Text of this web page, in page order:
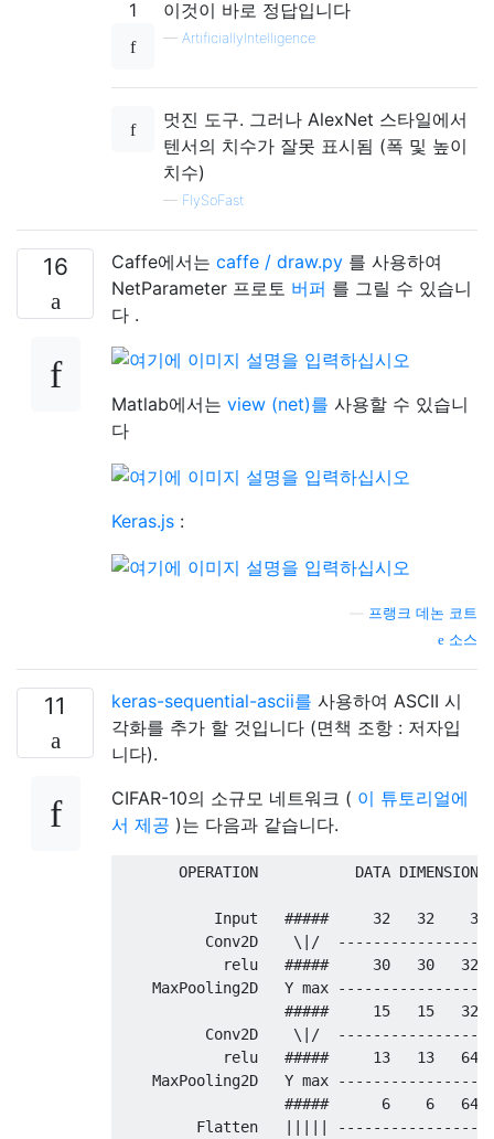
1 이것이 바로 정답입니다
— ArtificiallyIntelligence
멋진 도구. 그러나 AlexNet 스타일에서
텐서의 치수가 잘못 표시됨 (폭 및 높이
치수)
— FlySoFast
16 Caffe에서는 caffe / draw.py 를 사용하여
NetParameter 프로토 버퍼 를 그릴 수 있습니
다 .
Matlab에서는 view (net)를 사용할 수 있습니
다
Keras.js :
프랭크 데논 코트
소스
11 keras-sequential-ascii를 사용하여 ASCII 시
각화를 추가 할 것입니다 (면책 조항 : 저자입
니다).
CIFAR-10의 소규모 네트워크 ( 이 튜토리얼에
서 제공 )는 다음과 같습니다.
OPERATION           DATA
           Input   #####     32   32    3
Conv2D    \|/
            relu   #####     30   30   32
MaxPooling2D   Y max
                   #####     15   15   32
Conv2D    \|/
            relu   #####     13   13   64
MaxPooling2D   Y max
                   #####      6    6   64
Flatten   |||||